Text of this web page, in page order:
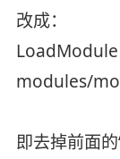
改成：
modules/
即去掉前面的